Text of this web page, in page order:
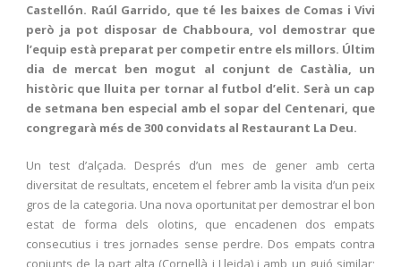
Castellón. Raúl Garrido, que té les baixes de Comas i Vivi
però ja pot disposar de Chabboura, vol demostrar que
l’equip està preparat per competir entre els millors. Últim
dia de mercat ben mogut al conjunt de Castàlia, un
històric que lluita per tornar al futbol d’elit. Serà un cap
de setmana ben especial amb el sopar del Centenari, que
congregarà més de 300 convidats al Restaurant La Deu.
Un test d’alçada. Després d’un mes de gener amb certa
diversitat de resultats, encetem el febrer amb la visita d’un peix
gros de la categoria. Una nova oportunitat per demostrar el bon
estat de forma dels olotins, que encadenen dos empats
consecutius i tres jornades sense perdre. Dos empats contra
conjunts de la part alta (Cornellà i Lleida) i amb un guió similar;